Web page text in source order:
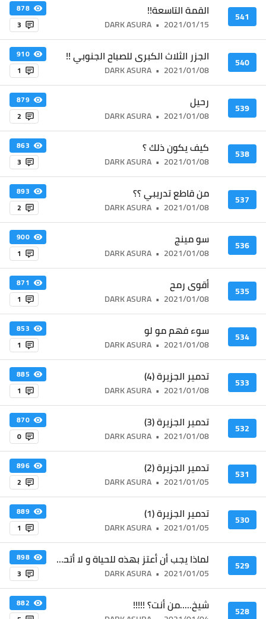
541 القمة التاسعة!!
2021/01/15
•
DARK ASURA
878
3
540 الجزر الثلاث الكبرى للصباح الجنوبي !!
2021/01/08
•
DARK ASURA
910
1
539 رحيل
2021/01/08
•
DARK ASURA
879
2
538 كيف يكون ذلك ؟
2021/01/08
•
DARK ASURA
863
3
537 من قاطع تدريبي ؟؟
2021/01/08
•
DARK ASURA
893
2
536 سو مينج
2021/01/08
•
DARK ASURA
900
1
535 أقوى رمح
2021/01/08
•
DARK ASURA
871
1
534 سوء فهم مو لو
2021/01/08
•
DARK ASURA
853
1
533 تدمير الجزيرة (4)
2021/01/08
•
DARK ASURA
885
1
532 تدمير الجزيرة (3)
2021/01/08
•
DARK ASURA
870
0
531 تدمير الجزيرة (2)
2021/01/05
•
DARK ASURA
896
2
530 تدمير الجزيرة (1)
2021/01/05
•
DARK ASURA
889
1
529 لماذا يجب أن أعتز بهذه للحياة و لا أتحدى العالم ؟!!!!
2021/01/05
•
DARK ASURA
898
3
528 شيخ.....من أنت؟ !!!!!
882